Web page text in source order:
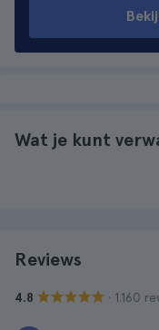
Wat je kunt
Reviews
4.8 · 1.160